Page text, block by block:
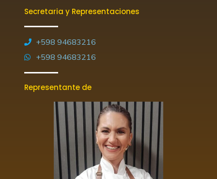
Secretaria y Representaciones
+598 94683216
+598 94683216
Representante de